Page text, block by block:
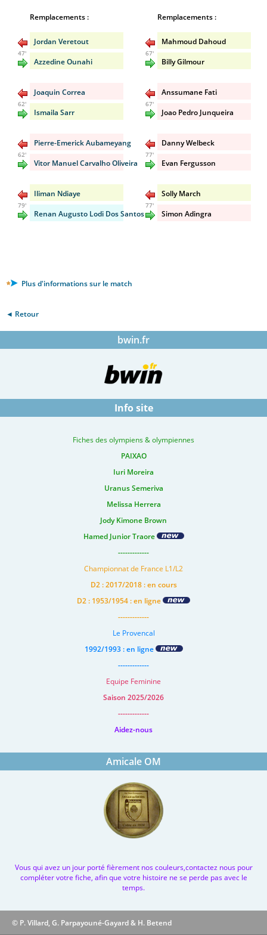
Remplacements :
Jordan Veretout
47'
Azzedine Ounahi
Joaquin Correa
62'
Ismaila Sarr
Pierre-Emerick Aubameyang
62'
Vitor Manuel Carvalho Oliveira
Iliman Ndiaye
79'
Renan Augusto Lodi Dos Santos
Remplacements :
Mahmoud Dahoud
67'
Billy Gilmour
Anssumane Fati
67'
Joao Pedro Junqueira
Danny Welbeck
77'
Evan Fergusson
Solly March
77'
Simon Adingra
Plus d'informations sur le match
◄ Retour
bwin.fr
Info site
Fiches des olympiens & olympiennes
PAIXAO
Iuri Moreira
Uranus Semeriva
Melissa Herrera
Jody Kimone Brown
Hamed Junior Traore
-------------
Championnat de France L1/L2
D2 : 2017/2018 : en cours
D2 : 1953/1954 : en ligne
-------------
Le Provencal
1992/1993 : en ligne
-------------
Equipe Feminine
Saison 2025/2026
-------------
Aidez-nous
Amicale OM
Vous qui avez un jour porté fièrement nos couleurs,contactez nous pour
compléter votre fiche, afin que votre histoire ne se perde pas avec le
temps.
© P. Villard, G. Parpayouné-Gayard & H. Betend